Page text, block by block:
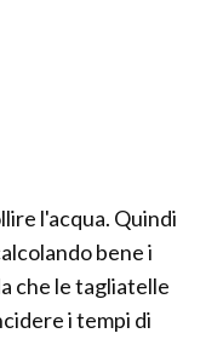
l'acqua. Quindi
bene i
che le tagliatelle
i tempi di